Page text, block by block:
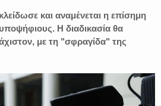
και αναμένεται η επίσημη
Η διαδικασία θα
με τη "σφραγίδα" της